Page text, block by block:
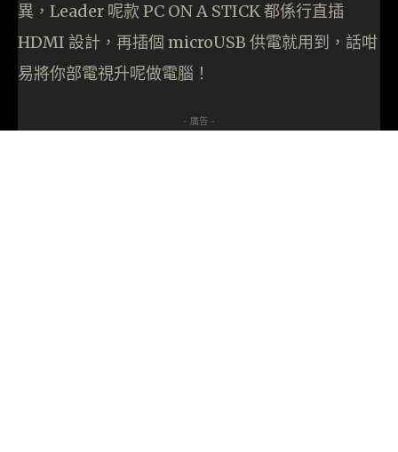
異，Leader 呢款 PC ON A STICK 都係行直插
HDMI 設計，再插個 microUSB 供電就用到，話咁
易將你部電視升呢做電腦！
- 廣告 -